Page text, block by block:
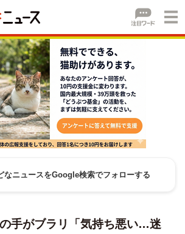
なニュースをGoogle検索でフォローする
手がブラリ「気持ち悪い…迷